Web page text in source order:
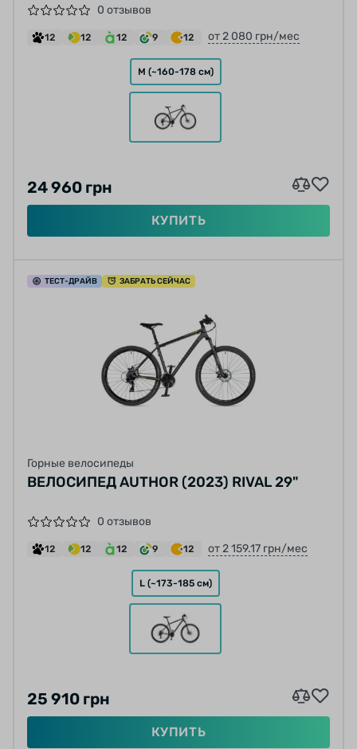
0 отзывов
12 12 12 9 12 от 2 080 грн/мес
M (~160-178 см)
24 960 грн
КУПИТЬ
ТЕСТ-ДРАЙВ ЗАБРАТЬ СЕЙЧАС
Горные велосипеды
ВЕЛОСИПЕД AUTHOR (2023) RIVAL 29"
0 отзывов
12 12 12 9 12 от 2 159.17 грн/мес
L (~173-185 см)
25 910 грн
КУПИТЬ